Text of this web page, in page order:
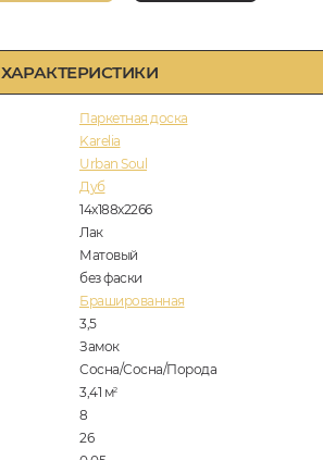
ХАРАКТЕРИСТИКИ
Паркетная доска
Karelia
Urban Soul
Дуб
14x188x2266
Лак
Матовый
без фаски
Брашированная
3,5
Замок
Сосна/Сосна/Порода
3,41 м2
8
26